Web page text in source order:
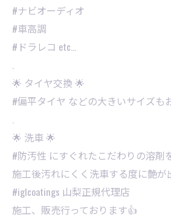
#ナビオーディオ
#車高調
#ドラレコ etc…
.
🌟 タイヤ交換 🌟
#偏平タイヤ などの大きいサイズも
.
🌟 洗車 🌟
#防汚性 にすぐれたこだわりの溶剤
施工後汚れにくく洗車する度に艶が
⁡#iglcoatings 山梨正規代理店
施工、販売行っております👍